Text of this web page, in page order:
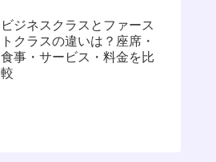
ビジネスクラスとファース
トクラスの違いは？座席・
食事・サービス・料金を比
較